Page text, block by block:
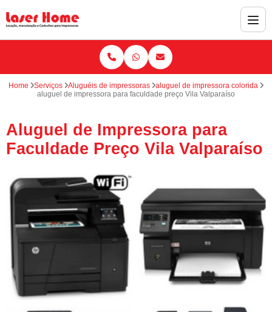
Home Serviços Aluguéis de impressoras
aluguel de impressora colorida
aluguel de impressora para faculdade preço Vila Valparaíso
Aluguel de Impressora para
Faculdade Preço Vila Valparaíso